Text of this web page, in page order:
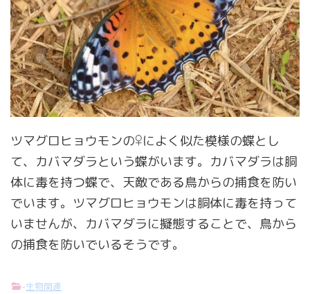
ツマグロヒョウモンの♀によく似た模様の蝶とし
て、カバマダラという蝶がいます。カバマダラは胴
体に毒を持つ蝶で、天敵である鳥からの捕食を防い
でいます。ツマグロヒョウモンは胴体に毒を持って
いませんが、カバマダラに擬態することで、鳥から
の捕食を防いでいるそうです。
-生物関連